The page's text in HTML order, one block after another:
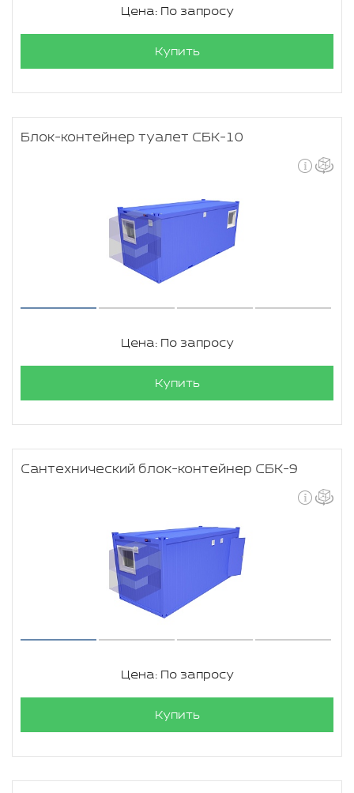
Цена: По запросу
Купить
Блок-контейнер туалет СБК-10
Цена: По запросу
Купить
Сантехнический блок-контейнер СБК-9
Цена: По запросу
Купить